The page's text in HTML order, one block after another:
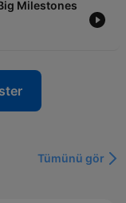
Milestones
Tümünü gör